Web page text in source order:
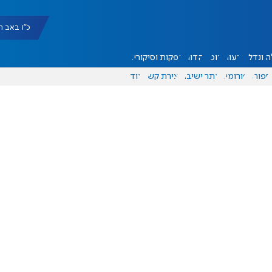
כ"ו באב
ונדל"ן דעות אוכל יהדות הפקות וסיקורים
ספורט פורומים אתר ישיבה יצירת קשר עוד